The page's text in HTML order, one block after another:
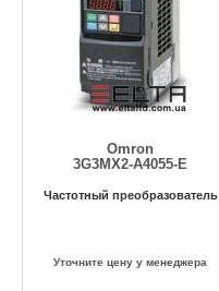
Omron
3G3MX2-A4055-E
Частотный преобразователь
Уточните цену у менеджера